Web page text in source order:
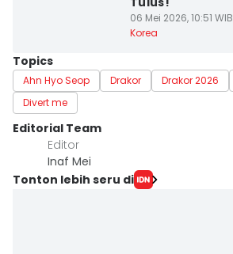
06 Mei 2026, 10:51 WIB
Korea
Topics
Ahn Hyo Seop Drakor Drakor 2026
Divert me
Editorial Team
Editor
Inaf Mei
Tonton lebih seru di